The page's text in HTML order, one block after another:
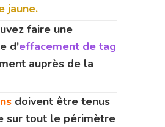
jaune.
faire une
d'effacement de tag
auprès de la
doivent être tenus
sur tout le périmètre